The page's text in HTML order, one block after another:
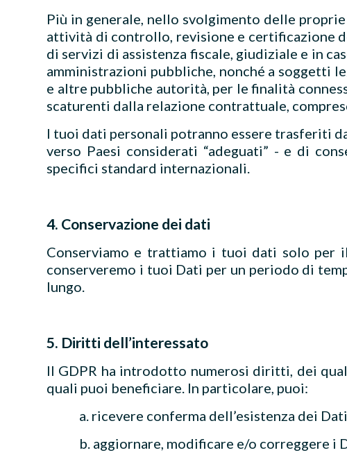
Più in generale, nello svolgimento delle
attività di controllo, revisione e certificazione
di servizi di assistenza fiscale, giudiziale e in
amministrazioni pubbliche, nonché a soggetti
e altre pubbliche autorità, per le finalità
scaturenti dalla relazione contrattuale,
I tuoi dati personali potranno essere trasferiti
verso Paesi considerati “adeguati” - e di
specifici standard internazionali.
4. Conservazione dei dati
Conserviamo e trattiamo i tuoi dati solo per
conserveremo i tuoi Dati per un periodo di
lungo.
5. Diritti dell’interessato
Il GDPR ha introdotto numerosi diritti, dei
quali puoi beneficiare. In particolare, puoi:
a. ricevere conferma dell’esistenza dei
b. aggiornare, modificare e/o correggere